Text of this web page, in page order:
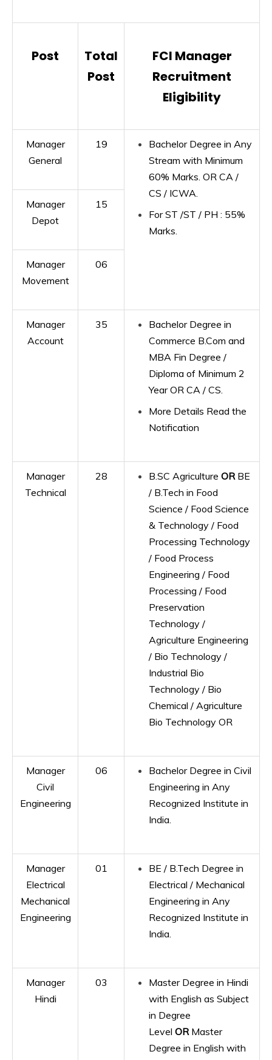
Post
Total
Post
FCI Manager
Recruitment
Eligibility
Manager
General
19
Bachelor Degree in Any
Stream with Minimum
60% Marks. OR CA /
CS / ICWA.
For ST /ST / PH : 55%
Marks.
Manager
Depot
15
Manager
Movement
06
Manager
Account
35
Bachelor Degree in
Commerce B.Com and
MBA Fin Degree /
Diploma of Minimum 2
Year OR CA / CS.
More Details Read the
Notification
Manager
Technical
28 B.SC Agriculture ORBE
/ B.Tech in Food
Science / Food Science
& Technology / Food
Processing Technology
/ Food Process
Engineering / Food
Processing / Food
Preservation
Technology /
Agriculture Engineering
/ Bio Technology /
Industrial Bio
Technology / Bio
Chemical / Agriculture
Bio Technology OR
Manager
Civil
Engineering
06
Bachelor Degree in Civil
Engineering in Any
Recognized Institute in
India.
Manager
Electrical
Mechanical
Engineering
01
BE / B.Tech Degree in
Electrical / Mechanical
Engineering in Any
Recognized Institute in
India.
Manager
Hindi
03
Master Degree in Hindi
with English as Subject
in Degree
Level ORMaster
Degree in English with